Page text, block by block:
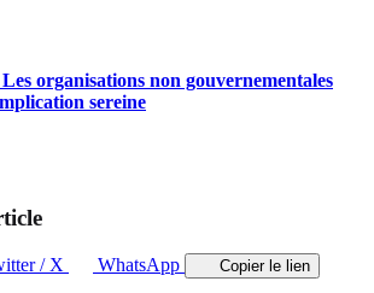
organisations non gouvernementales
sereine
/ X WhatsApp Copier le lien